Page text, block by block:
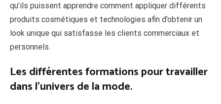
qu’ils puissent apprendre comment appliquer différents
produits cosmétiques et technologies afin d’obtenir un
look unique qui satisfasse les clients commerciaux et
personnels.
Les différentes formations pour travailler
dans l’univers de la mode.